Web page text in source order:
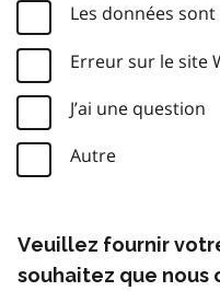
Les données
Erreur sur le site
J’ai une question
Autre
Veuillez fournir
souhaitez que nous